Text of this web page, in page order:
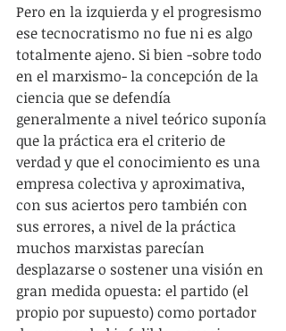
Pero en la izquierda y el progresismo
ese tecnocratismo no fue ni es algo
totalmente ajeno. Si bien -sobre todo
en el marxismo- la concepción de la
ciencia que se defendía
generalmente a nivel teórico suponía
que la práctica era el criterio de
verdad y que el conocimiento es una
empresa colectiva y aproximativa,
con sus aciertos pero también con
sus errores, a nivel de la práctica
muchos marxistas parecían
desplazarse o sostener una visión en
gran medida opuesta: el partido (el
propio por supuesto) como portador